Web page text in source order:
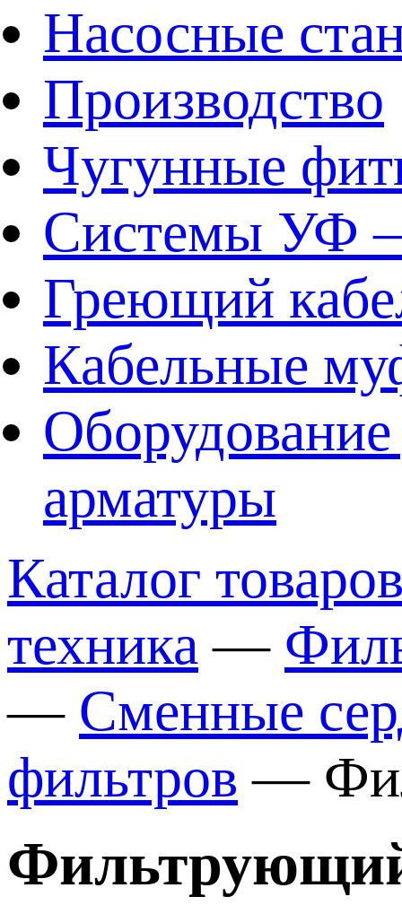
Насосные
Производство
Чугунные
Системы УФ –
Греющий
Кабельные
арматуры
Каталог
техника —
— Сменные
фильтров —